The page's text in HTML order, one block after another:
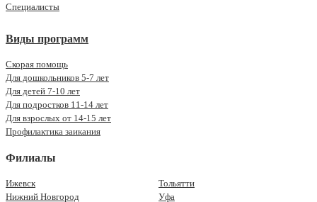
Специалисты
Виды программ
Скорая помощь
Для дошкольников 5-7 лет
Для детей 7-10 лет
Для подростков 11-14 лет
Для взрослых от 14-15 лет
Профилактика заикания
Филиалы
Ижевск
Нижний Новгород
Тольятти
Уфа